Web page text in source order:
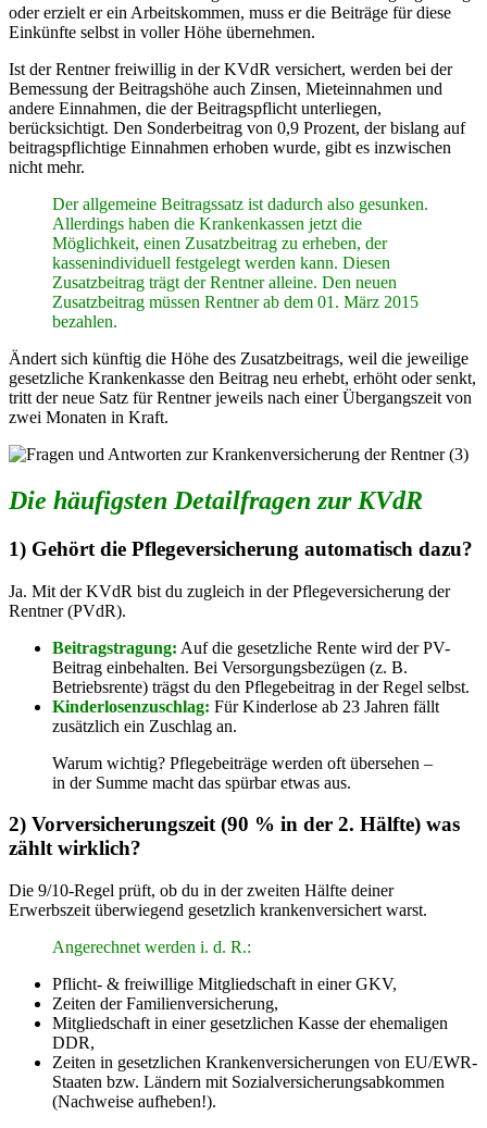
oder erzielt er ein Arbeitskommen, muss er die Beiträge für diese
Einkünfte selbst in voller Höhe übernehmen.
Ist der Rentner freiwillig in der KVdR versichert, werden bei der
Bemessung der Beitragshöhe auch Zinsen, Mieteinnahmen und
andere Einnahmen, die der Beitragspflicht unterliegen,
berücksichtigt. Den Sonderbeitrag von 0,9 Prozent, der bislang auf
beitragspflichtige Einnahmen erhoben wurde, gibt es inzwischen
nicht mehr.
Der allgemeine Beitragssatz ist dadurch also gesunken.
Allerdings haben die Krankenkassen jetzt die
Möglichkeit, einen Zusatzbeitrag zu erheben, der
kassenindividuell festgelegt werden kann. Diesen
Zusatzbeitrag trägt der Rentner alleine. Den neuen
Zusatzbeitrag müssen Rentner ab dem 01. März 2015
bezahlen.
Ändert sich künftig die Höhe des Zusatzbeitrags, weil die jeweilige
gesetzliche Krankenkasse den Beitrag neu erhebt, erhöht oder senkt,
tritt der neue Satz für Rentner jeweils nach einer Übergangszeit von
zwei Monaten in Kraft.
Die häufigsten Detailfragen zur KVdR
1) Gehört die Pflegeversicherung automatisch dazu?
Ja. Mit der KVdR bist du zugleich in der Pflegeversicherung der
Rentner (PVdR).
Beitragstragung: Auf die gesetzliche Rente wird der PV-
Beitrag einbehalten. Bei Versorgungsbezügen (z. B.
Betriebsrente) trägst du den Pflegebeitrag in der Regel selbst.
Kinderlosenzuschlag: Für Kinderlose ab 23 Jahren fällt
zusätzlich ein Zuschlag an.
Warum wichtig? Pflegebeiträge werden oft übersehen –
in der Summe macht das spürbar etwas aus.
2) Vorversicherungszeit (90 % in der 2. Hälfte) was
zählt wirklich?
Die 9/10-Regel prüft, ob du in der zweiten Hälfte deiner
Erwerbszeit überwiegend gesetzlich krankenversichert warst.
Angerechnet werden i. d. R.:
Pflicht- & freiwillige Mitgliedschaft in einer GKV,
Zeiten der Familienversicherung,
Mitgliedschaft in einer gesetzlichen Kasse der ehemaligen
DDR,
Zeiten in gesetzlichen Krankenversicherungen von EU/EWR-
Staaten bzw. Ländern mit Sozialversicherungsabkommen
(Nachweise aufheben!).